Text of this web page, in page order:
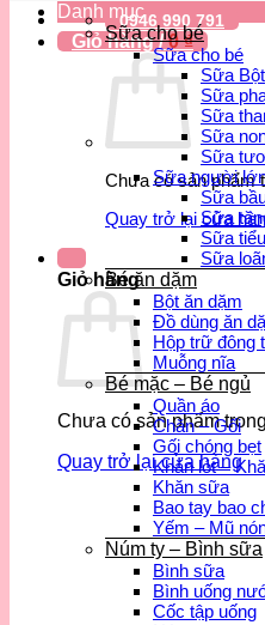
0946 990 791
Giỏ hàng /0₫
Chưa có sản phẩm
Quay trở lại cửa
Giỏ hàng
Chưa có sản phẩm
Quay trở lại cửa hàng
Danh mục
Sữa cho bé
Sữa cho bé
Sữa Bột
Sữa
Sữa
Sữa
Sữa
Sữa người
Sữa
Sữa
Sữa
Sữa
Bé ăn dặm
Bột ăn dặm
Đồ dùng ăn
Hộp trữ đông
Muỗng nĩa
Bé mặc – Bé ngủ
Quần áo
Chăn – Gối
Gối chóng bẹt
Khăn lót –
Khăn sữa
Bao tay bao
Yếm – Mũ
Núm ty – Bình sữa
Bình sữa
Bình uống
Cốc tập uống